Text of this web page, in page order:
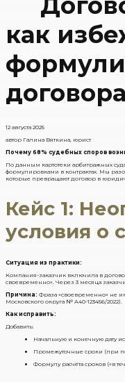
как
12 августа 2025
автор Галина Вяткина, юрист
Почему 68% судебных споров
По данным картотеки арбитражных
формулировками в контрактах. Мы
которые превращают договор в
Кейс 1:
условия о
Ситуация из практики:
Компания-заказчик включила в
своевременно». Через 3 месяца
Причина: Фраза «своевременно» не
Московского округа № А40-123456/2022).
Как исправить:
Добавить:
Начальную и конечную дату
Промежуточные сроки (при
Формулу расчёта сроков («в